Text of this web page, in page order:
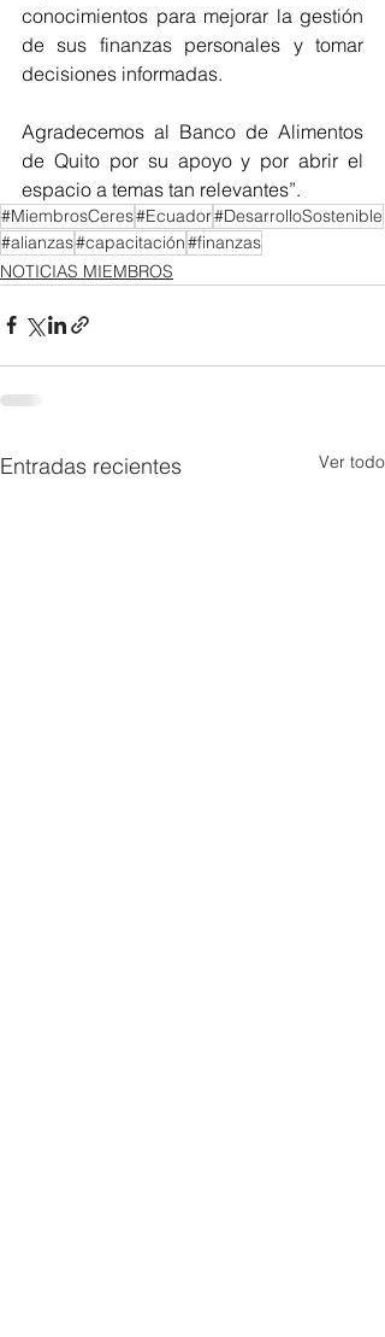
conocimientos para mejorar la gestión
de sus finanzas personales y tomar
decisiones informadas.
Agradecemos al Banco de Alimentos
de Quito por su apoyo y por abrir el
espacio a temas tan relevantes”.
#MiembrosCeres#Ecuador#DesarrolloSostenible
#alianzas#capacitación#finanzas
NOTICIAS MIEMBROS
Entradas recientes Ver todo